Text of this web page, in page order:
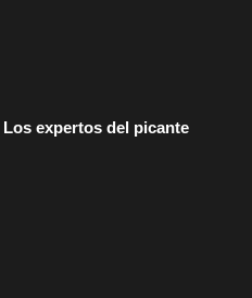
expertos del picante